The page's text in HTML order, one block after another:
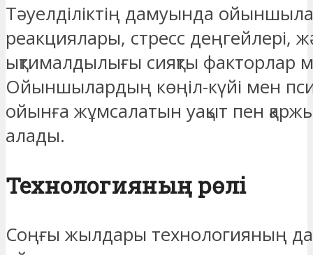
Тәуелділіктің дамуында
реакциялары, стресс деңгейлері,
ықтималдылығы сияқты факторлар
Ойыншылардың көңіл-күйі мен
ойынға жұмсалатын уақыт пен
алады.
Технологияның рөлі
Соңғы жылдары технологияның